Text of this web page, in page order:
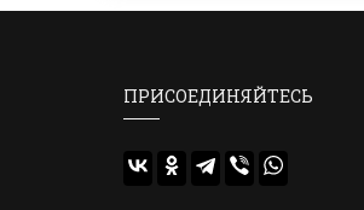
ПРИСОЕДИНЯЙТЕСЬ